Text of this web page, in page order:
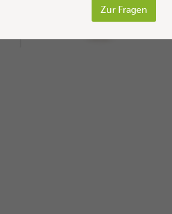
Zur Fragen